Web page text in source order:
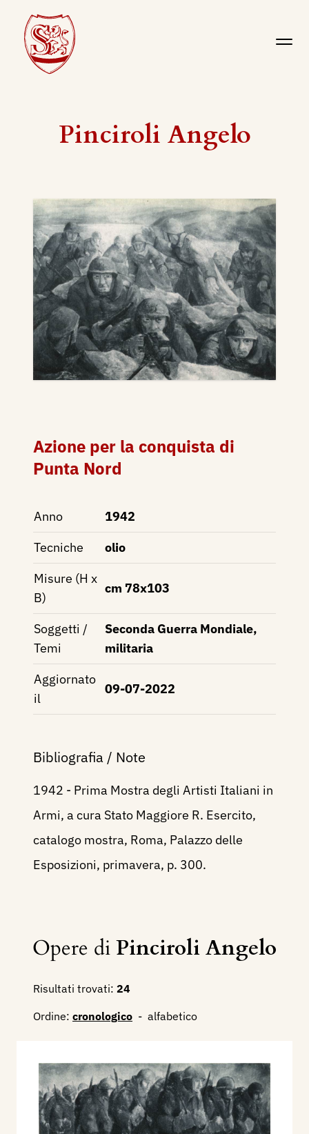
Pinciroli Angelo
Azione per la conquista di
Punta Nord
Anno
1942
Tecniche
olio
Misure (H x
B)
cm 78x103
Soggetti /
Temi
Seconda Guerra Mondiale,
militaria
Aggiornato
il
09-07-2022
Bibliografia / Note
1942 - Prima Mostra degli Artisti Italiani in
Armi, a cura Stato Maggiore R. Esercito,
catalogo mostra, Roma, Palazzo delle
Esposizioni, primavera, p. 300.
Opere diPinciroli Angelo
Risultati trovati: 24
Ordine: cronologico - alfabetico